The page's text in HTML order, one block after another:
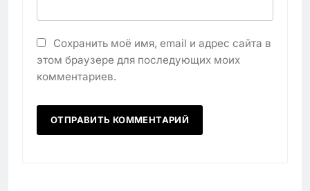
Сохранить моё имя, email и адрес сайта в
этом браузере для последующих моих
комментариев.